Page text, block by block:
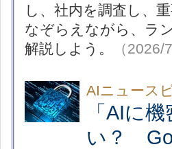
し、社内を調査し、
なぞらえながら、ラ
解説しよう。
（2026/
AIニュース
「AIに
い？